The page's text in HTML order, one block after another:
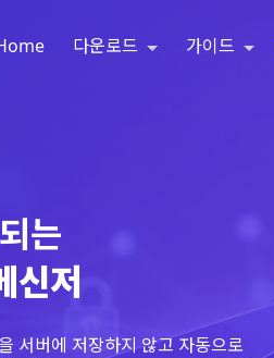
다운로드 가이드
는
신저
서버에 저장하지 않고 자동으로